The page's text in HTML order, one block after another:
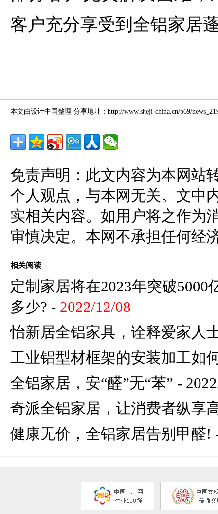
客户充分享受到全铝家居
本文由设计中国整理 分享地址：http://www.sheji-china.cn/b69/
免责声明：此文内容为本网站
个人观点，与本网无关。文中
实相关内容。如用户将之作为
审慎决定。本网不承担任何经
相关阅读
定制家居将在2023年突破
多少? - 2022/12/08
怡新居全铝家具，诠释爱家人
工业铝型材框架的安装加工如
全铝家居，安“醛”无“苯” -
奇派全铝家居，让消费者纵享
健康无价，全铝家居告别甲醛!